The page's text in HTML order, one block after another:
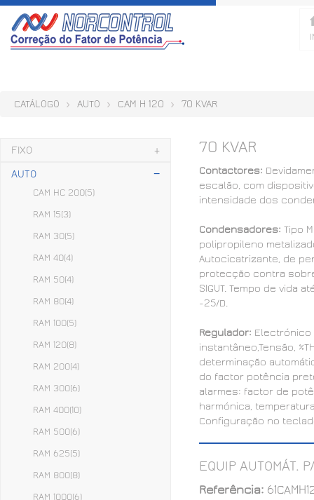
CATÁLOGO AUTO CAM H 120 70 KVAR
FIXO
AUTO
CAM HC 200(5)
RAM 15 (3)
RAM 30(5)
RAM 40(4)
RAM 50(4)
RAM 80(4)
RAM 100(5)
RAM 120(8)
RAM 200(4)
RAM 300(6)
RAM 400(10)
RAM 500(6)
RAM 625 (5)
RAM 800(8)
RAM 1000(6)
70 KVAR
Contactores:
escalão, com
intensidade dos
Condensadores: Tipo
polipropileno
Autocicatrizante, de
protecção contra
SIGUT. Tempo de vida
-25/D.
Regulador: Electrónico
instantâneo,Tensão,
determinação
do factor potência
alarmes: factor de
harmónica,
Configuração no
EQUIP AUTOMÁT.
Referência: